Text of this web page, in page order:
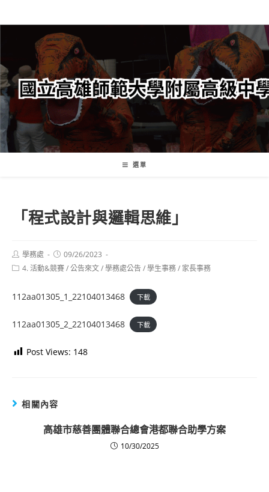
轉
要
內
容
選單
「程式設計與邏輯思維」
Post
author:
學務處
Post
published:
09/26/2023
Post4. 活動&競賽/公告來文/學務處公告/學生事務/ 家長事務
112aa01305_1_22104013468 下載
112aa01305_2_22104013468 下載
Post Views: 148
相關內容
高雄市慈善團體聯合總會港都聯合助學方案
10/30/2025